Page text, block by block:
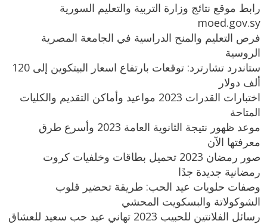
رابط موقع نتائج وزارة التربية والتعليم السورية
moed.gov.sy
فرص التعليم والمنح الدراسية في الجامعة المصرية
الروسية
ستاندرد تشارترد: توقعات بارتفاع اسعار البيتكوين إلى 120
ألف دولار
اختبارات القدرات 2023 مواعيد وأماكن التقديم والكليات
المتاحة
موعد ظهور نتيجة الثانوية العامة 2023 وأسرع طرق
معرفتها الآن
صور رمضان 2023 تحميل بطاقات وخلفيات كروت
رمضانية جديدة جدًا
وصفات حلويات عيد الحب: طريقة تحضير قلوب
الشوكولاتة والبسكويت المحشي
رسائل الفلانتين للحبيب 2023 تهاني عيد حب سعيد للعشاق